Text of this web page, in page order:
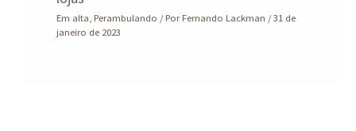
Em alta Perambulando / PorFernando Lackman /31 de
janeiro de 2023